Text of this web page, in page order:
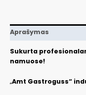
Aprašymas
Sukurta
namuose!
„Amt Gastroguss“